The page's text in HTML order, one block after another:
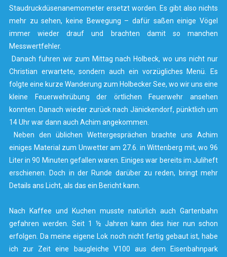
Staudruckdüsenanemometer ersetzt worden. Es gibt also nichts
mehr zu sehen, keine Bewegung – dafür saßen einige Vögel
immer wieder drauf und brachten damit so manchen
Messwertfehler.
Danach fuhren wir zum Mittag nach Holbeck, wo uns nicht nur
Christian erwartete, sondern auch ein vorzügliches Menü. Es
folgte eine kurze Wanderung zum Holbecker See, wo wir uns eine
kleine Feuerwehrübung der örtlichen Feuerwehr ansehen
konnten. Danach wieder zurück nach Jänickendorf, pünktlich um
14 Uhr war dann auch Achim angekommen.
Neben den üblichen Wettergesprächen brachte uns Achim
einiges Material zum Unwetter am 27.6. in Wittenberg mit, wo 96
Liter in 90 Minuten gefallen waren. Einiges war bereits im Juliheft
erschienen. Doch in der Runde darüber zu reden, bringt mehr
Details ans Licht, als das ein Bericht kann.
Nach Kaffee und Kuchen musste natürlich auch Gartenbahn
gefahren werden. Seit 1 ½ Jahren kann dies hier nun schon
erfolgen. Da meine eigene Lok noch nicht fertig gebaut ist, habe
ich zur Zeit eine baugleiche V100 aus dem Eisenbahnpark